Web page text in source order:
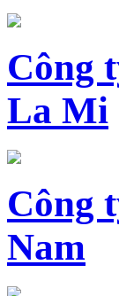
Công
La Mi
Công
Nam